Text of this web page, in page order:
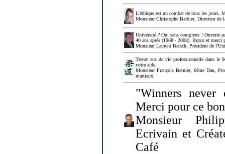
L'éthique est un combat de tous les jours.
Monsieur Christophe Barbier, Directeur de
Université ? Oui sans complexe ! Ouverte
40 ans après (1968 - 2008). Bravo et merci
Monsieur Laurent Batsch, Président de
Trente ans de vie professionnelle dans le
votre aide.
Monsieur François Bernier, 6ème Dan,
martiaux
"Winners
Merci pour ce
Monsieur
Ecrivain et
Café